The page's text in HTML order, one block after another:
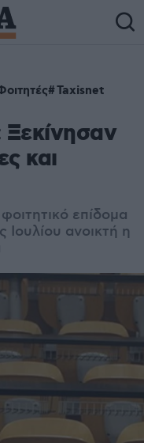
Taxisnet
Ξεκίνησαν
και
επίδομα
ανοικτή η